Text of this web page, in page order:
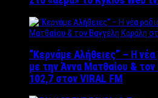
“Kερνάμε Αλήθειες” – Η
με την Άννα Ματθαίου &
102,7 στον VIRAL FM